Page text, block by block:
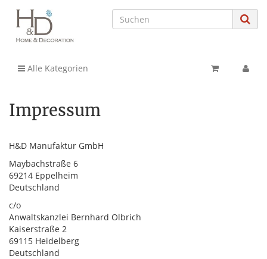
Alle Kategorien
Impressum
H&D Manufaktur GmbH
Maybachstraße 6
69214 Eppelheim
Deutschland
c/o
Anwaltskanzlei Bernhard Olbrich
Kaiserstraße 2
69115 Heidelberg
Deutschland